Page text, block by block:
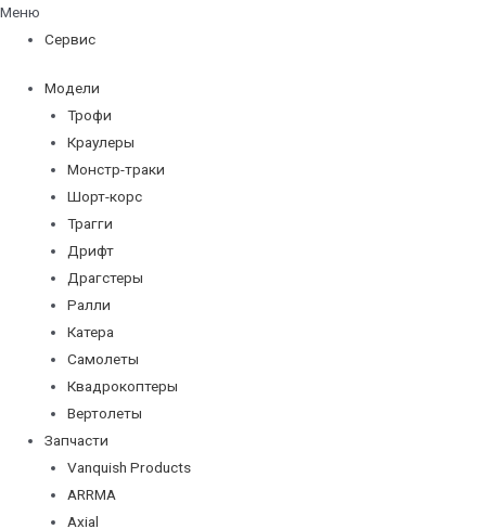
Меню
Сервис
Модели
Трофи
Краулеры
Монстр-траки
Шорт-корс
Трагги
Дрифт
Драгстеры
Ралли
Катера
Самолеты
Квадрокоптеры
Вертолеты
Запчасти
Vanquish Products
ARRMA
Axial